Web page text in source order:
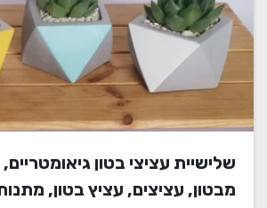
שלישיית עציצי בטון
מבטון, עציצים, עציץ בטון,